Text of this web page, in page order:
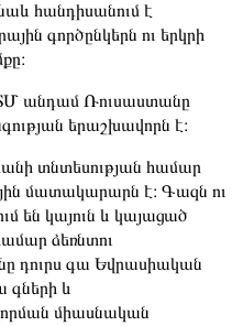
հանդիսանում է
գործընկերն ու երկրի
անդամ Ռուսաստանը
երաշխավորն է։
տնտեսության համար
մատակարարն է։ Գազն ու
են կայուն և կայացած
ձեռնտու
դուրս գա Եվրասիական
գների և
միասնական